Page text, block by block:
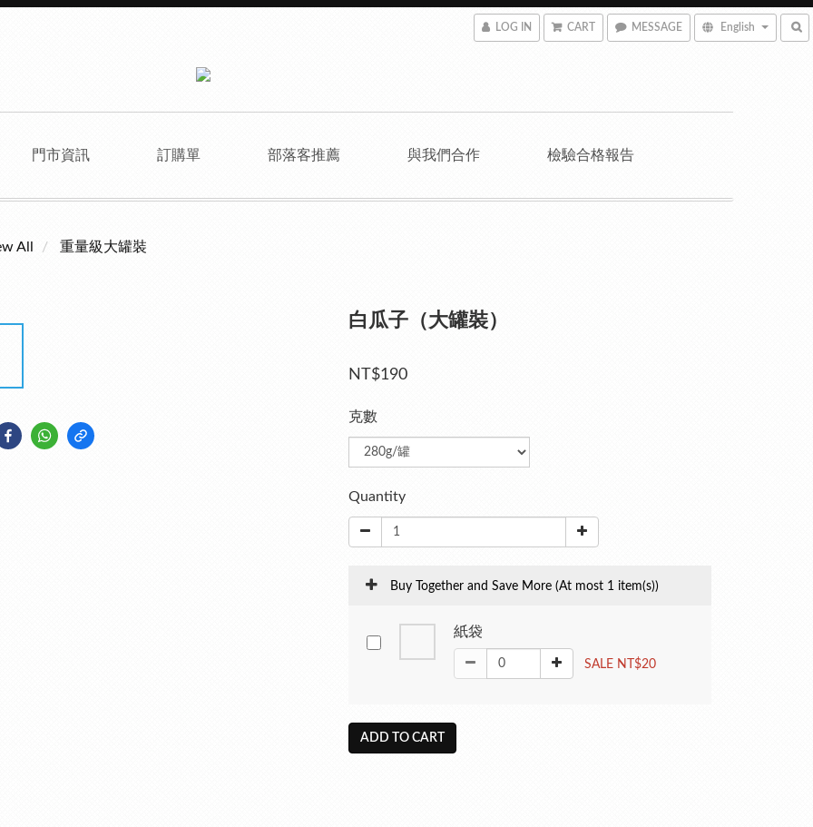
LOG IN CART MESSAGE English
門市資訊 訂購單 部落客推薦 與我們合作 檢驗合格報告
All 重量級大罐裝
白瓜子（大罐裝）
NT$190
克數
Quantity
Buy Together and Save More (At most 1 item(s))
紙袋
SALE NT$20
ADD TO CART